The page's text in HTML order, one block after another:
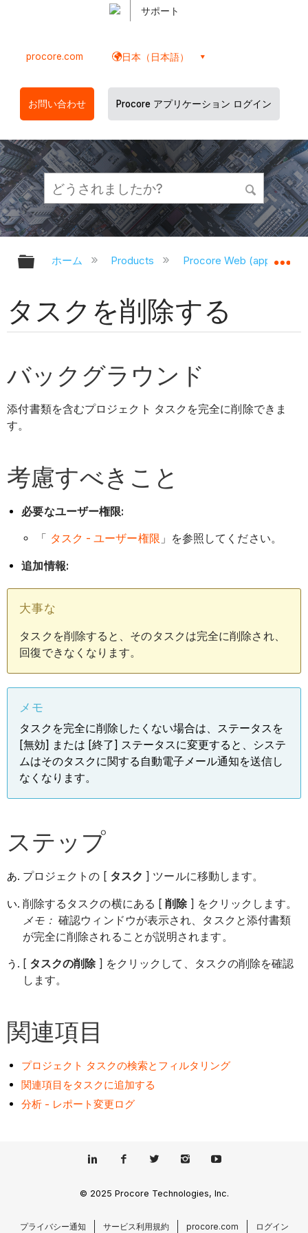
サポート
procore.com 日本（日本語）
お問い合わせ Procore アプリケーション ログイン
グローバル階層を展開/折りたたむ
ホーム Products Procore Web
タスクを削除する
バックグラウンド
添付書類を含むプロジェクト タスクを完全に削除できま
す。
考慮すべきこと
必要なユーザー権限:
「 タスク - ユーザー権限 」を参照してください。
追加情報:
大事な
タスクを削除すると、そのタスクは完全に削除され、
回復できなくなります。
メモ
タスクを完全に削除したくない場合は、ステータスを
[無効] または [終了] ステータスに変更すると、システ
ムはそのタスクに関する自動電子メール通知を送信し
なくなります。
ステップ
プロジェクトの [ タスク ] ツールに移動します。
削除するタスクの横にある [削除 ] をクリックします。
メモ： 確認ウィンドウが表示され、タスクと添付書類
が完全に削除されることが説明されます。
[ タスクの削除 ] をクリックして、タスクの削除を確認
します。
関連項目
プロジェクト タスクの検索とフィルタリング
関連項目をタスクに追加する
分析 - レポート変更ログ
© 2025 Procore Technologies, Inc.
プライバシー通知 サービス利用規約 procore.com ログイン